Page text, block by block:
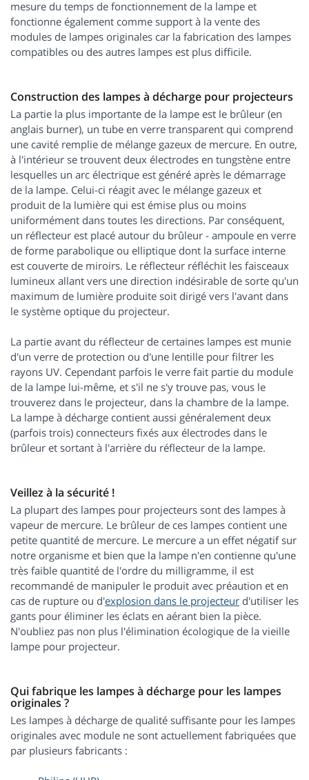
mesure du temps de fonctionnement de la lampe et
fonctionne également comme support à la vente des
modules de lampes originales car la fabrication des lampes
compatibles ou des autres lampes est plus difficile.
Construction des lampes à décharge pour projecteurs
La partie la plus importante de la lampe est le brûleur (en
anglais burner), un tube en verre transparent qui comprend
une cavité remplie de mélange gazeux de mercure. En outre,
à l'intérieur se trouvent deux électrodes en tungstène entre
lesquelles un arc électrique est généré après le démarrage
de la lampe. Celui-ci réagit avec le mélange gazeux et
produit de la lumière qui est émise plus ou moins
uniformément dans toutes les directions. Par conséquent,
un réflecteur est placé autour du brûleur - ampoule en verre
de forme parabolique ou elliptique dont la surface interne
est couverte de miroirs. Le réflecteur réfléchit les faisceaux
lumineux allant vers une direction indésirable de sorte qu'un
maximum de lumière produite soit dirigé vers l'avant dans
le système optique du projecteur.
La partie avant du réflecteur de certaines lampes est munie
d'un verre de protection ou d'une lentille pour filtrer les
rayons UV. Cependant parfois le verre fait partie du module
de la lampe lui-même, et s'il ne s'y trouve pas, vous le
trouverez dans le projecteur, dans la chambre de la lampe.
La lampe à décharge contient aussi généralement deux
(parfois trois) connecteurs fixés aux électrodes dans le
brûleur et sortant à l'arrière du réflecteur de la lampe.
Veillez à la sécurité !
La plupart des lampes pour projecteurs sont des lampes à
vapeur de mercure. Le brûleur de ces lampes contient une
petite quantité de mercure. Le mercure a un effet négatif sur
notre organisme et bien que la lampe n'en contienne qu'une
très faible quantité de l'ordre du milligramme, il est
recommandé de manipuler le produit avec préaution et en
cas de rupture ou d'explosion dans le projecteur d'utiliser les
gants pour éliminer les éclats en aérant bien la pièce.
N'oubliez pas non plus l'élimination écologique de la vieille
lampe pour projecteur.
Qui fabrique les lampes à décharge pour les lampes
originales ?
Les lampes à décharge de qualité suffisante pour les lampes
originales avec module ne sont actuellement fabriquées que
par plusieurs fabricants :